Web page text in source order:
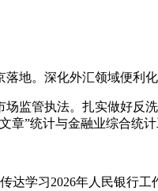
地。深化外汇领域便利化
监管执法。扎实做好反
”统计与金融业综合统
达学习2026年人民银行